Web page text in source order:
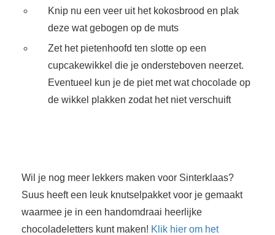
Knip nu een veer uit het kokosbrood en plak
deze wat gebogen op de muts
Zet het pietenhoofd ten slotte op een
cupcakewikkel die je ondersteboven neerzet.
Eventueel kun je de piet met wat chocolade op
de wikkel plakken zodat het niet verschuift
Wil je nog meer lekkers maken voor Sinterklaas?
Suus heeft een leuk knutselpakket voor je gemaakt
waarmee je in een handomdraai heerlijke
chocoladeletters kunt maken! Klik hier om het